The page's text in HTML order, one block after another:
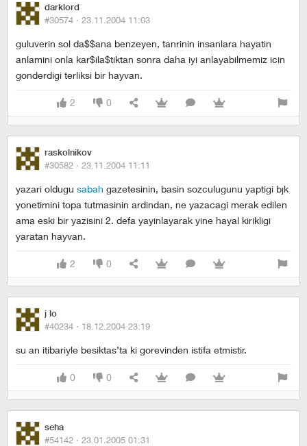
darklord
#30574 · 23.11.2004 11:03
guluverin sol da$$ana benzeyen, tanrinin insanlara hayatin
anlamini onla kar$ila$tiktan sonra daha iyi anlayabilmemiz icin
gonderdigi terliksi bir hayvan.
2 0
raskolnikov
#30582 · 23.11.2004 11:11
yazari oldugu sabah gazetesinin, basin sozculugunu yaptigi bjk
yonetimini topa tutmasinin ardindan, ne yazacagi merak edilen
ama eski bir yazisini 2. defa yayinlayarak yine hayal kirikligi
yaratan hayvan.
2 0
j lo
#40234 · 18.12.2004 23:19
su an itibariyle besiktas’ta ki gorevinden istifa etmistir.
0 0
seha
#54142 · 23.01.2005 01:31